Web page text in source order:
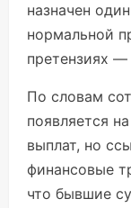
назначен
нормальной
претензиях
По словам
появляется
выплат, но
финансовые
что бывшие